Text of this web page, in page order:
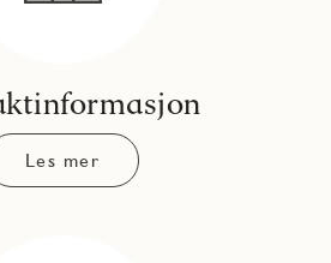
Les mer